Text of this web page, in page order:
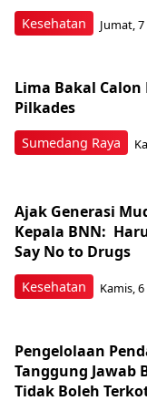
Kesehatan Jumat,
Sumedang Raya
Lima Bakal
Pilkades
Kesehatan
Ajak Generasi
Kepala BNN:
Say No to Drugs
Kamis,
Pengelolaan
Tanggung Jawab
Tidak Boleh